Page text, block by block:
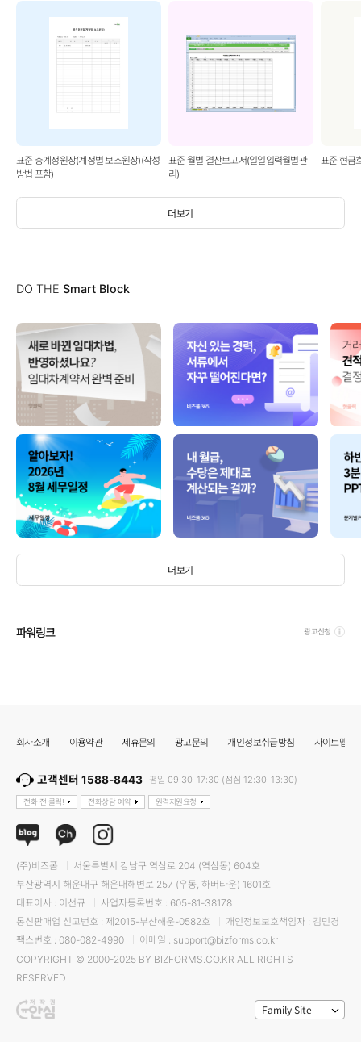
더보기
표준 총계정원장(계정별 보조원장)(작성
방법 포함)
표준 월별 결산보고서(일일입력월별관
리)
표준 현금
DO THE Smart Block
더보기
파워링크 광고신청
회사소개 이용약관 제휴문의 광고문의 개인정보취급방침 사이트맵
고객센터 1588-8443 평일 09:30-17:30 (점심 12:30-13:30)
전화 전 클릭! 전화상담 예약 원격지원요청
(주)비즈폼
서울특별시 강남구 역삼로 204 (역삼동) 604호
부산광역시 해운대구 해운대해변로 257 (우동, 하버타운) 1601호
대표이사 : 이선규
사업자등록번호 : 605-81-38178
통신판매업 신고번호 : 제2015-부산해운-0582호
개인정보보호책임자 : 김민경
팩스번호 : 080-082-4990
이메일 : support@bizforms.co.kr
COPYRIGHT © 2000-2025 BY BIZFORMS.CO.KR ALL RIGHTS
RESERVED
Family Site